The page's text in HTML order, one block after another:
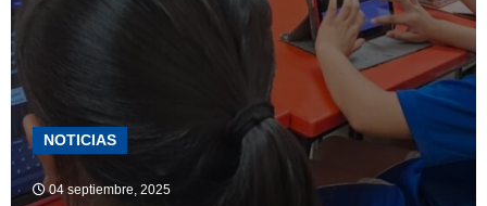
NOTICIAS
04 septiembre, 2025